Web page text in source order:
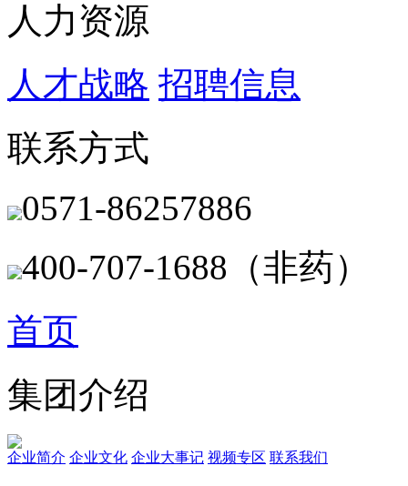
人力资源
人才战略 招聘信息
联系方式
0571-86257886
400-707-1688（非药）
首页
集团介绍
企业简介 企业文化 企业⼤事记 视频专区 联系我们